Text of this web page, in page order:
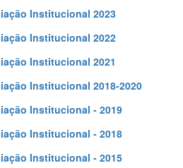
Institucional 2023
Institucional 2022
Institucional 2021
Institucional 2018-2020
Institucional - 2019
Institucional - 2018
Institucional - 2015